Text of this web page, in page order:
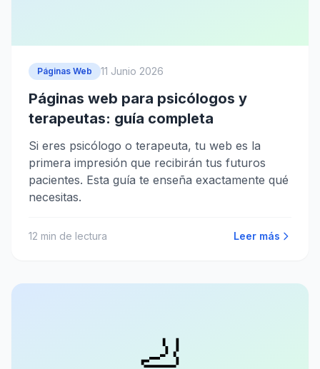
Páginas Web 11 Junio 2026
Páginas web para psicólogos y
terapeutas: guía completa
Si eres psicólogo o terapeuta, tu web es la
primera impresión que recibirán tus futuros
pacientes. Esta guía te enseña exactamente qué
necesitas.
12 min de lectura Leer más
🦶